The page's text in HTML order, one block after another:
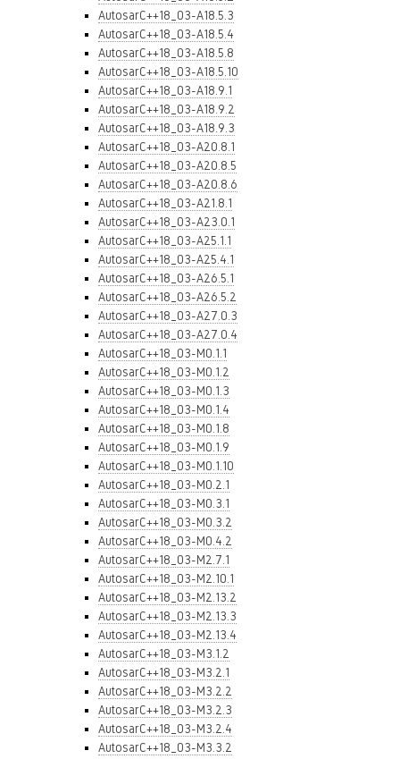
AutosarC++18_03-A18.5.3
AutosarC++18_03-A18.5.4
AutosarC++18_03-A18.5.8
AutosarC++18_03-A18.5.10
AutosarC++18_03-A18.9.1
AutosarC++18_03-A18.9.2
AutosarC++18_03-A18.9.3
AutosarC++18_03-A20.8.1
AutosarC++18_03-A20.8.5
AutosarC++18_03-A20.8.6
AutosarC++18_03-A21.8.1
AutosarC++18_03-A23.0.1
AutosarC++18_03-A25.1.1
AutosarC++18_03-A25.4.1
AutosarC++18_03-A26.5.1
AutosarC++18_03-A26.5.2
AutosarC++18_03-A27.0.3
AutosarC++18_03-A27.0.4
AutosarC++18_03-M0.1.1
AutosarC++18_03-M0.1.2
AutosarC++18_03-M0.1.3
AutosarC++18_03-M0.1.4
AutosarC++18_03-M0.1.8
AutosarC++18_03-M0.1.9
AutosarC++18_03-M0.1.10
AutosarC++18_03-M0.2.1
AutosarC++18_03-M0.3.1
AutosarC++18_03-M0.3.2
AutosarC++18_03-M0.4.2
AutosarC++18_03-M2.7.1
AutosarC++18_03-M2.10.1
AutosarC++18_03-M2.13.2
AutosarC++18_03-M2.13.3
AutosarC++18_03-M2.13.4
AutosarC++18_03-M3.1.2
AutosarC++18_03-M3.2.1
AutosarC++18_03-M3.2.2
AutosarC++18_03-M3.2.3
AutosarC++18_03-M3.2.4
AutosarC++18_03-M3.3.2